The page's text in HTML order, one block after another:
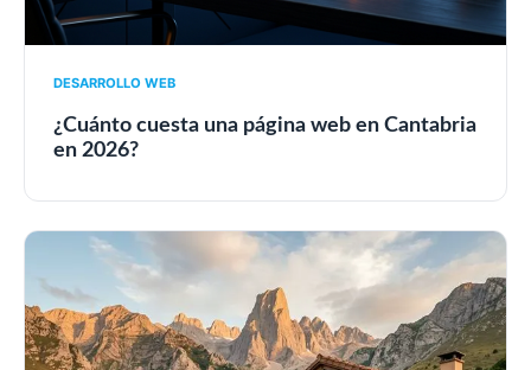
DESARROLLO WEB
¿Cuánto cuesta una página web en Cantabria
en 2026?